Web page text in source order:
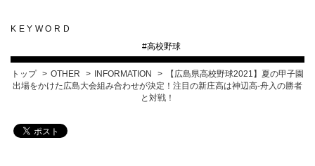
KEYWORD
#高校野球
トップ OTHER INFORMATION
【広島県高校野球2021】夏の甲子園
出場をかけた広島大会組み合わせが決定！注目の新庄高は神辺高-舟入の勝者
と対戦！